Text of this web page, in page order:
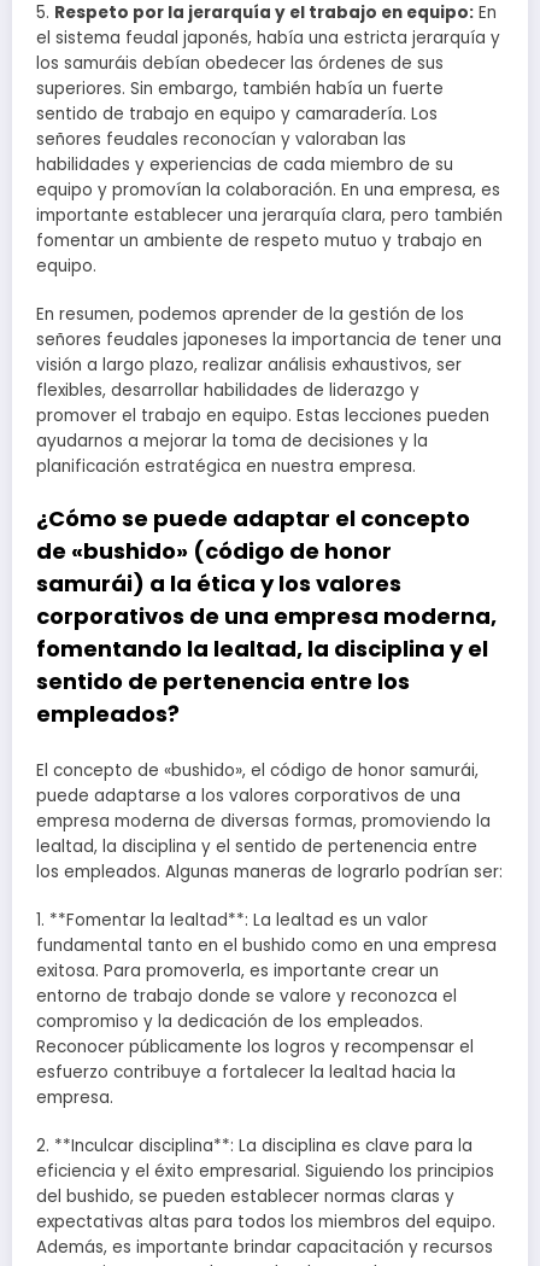
5. Respeto por la jerarquía y el trabajo en equipo: En
el sistema feudal japonés, había una estricta jerarquía y
los samuráis debían obedecer las órdenes de sus
superiores. Sin embargo, también había un fuerte
sentido de trabajo en equipo y camaradería. Los
señores feudales reconocían y valoraban las
habilidades y experiencias de cada miembro de su
equipo y promovían la colaboración. En una empresa, es
importante establecer una jerarquía clara, pero también
fomentar un ambiente de respeto mutuo y trabajo en
equipo.
En resumen, podemos aprender de la gestión de los
señores feudales japoneses la importancia de tener una
visión a largo plazo, realizar análisis exhaustivos, ser
flexibles, desarrollar habilidades de liderazgo y
promover el trabajo en equipo. Estas lecciones pueden
ayudarnos a mejorar la toma de decisiones y la
planificación estratégica en nuestra empresa.
¿Cómo se puede adaptar el concepto
de «bushido» (código de honor
samurái) a la ética y los valores
corporativos de una empresa moderna,
fomentando la lealtad, la disciplina y el
sentido de pertenencia entre los
empleados?
El concepto de «bushido», el código de honor samurái,
puede adaptarse a los valores corporativos de una
empresa moderna de diversas formas, promoviendo la
lealtad, la disciplina y el sentido de pertenencia entre
los empleados. Algunas maneras de lograrlo podrían ser:
1. **Fomentar la lealtad**: La lealtad es un valor
fundamental tanto en el bushido como en una empresa
exitosa. Para promoverla, es importante crear un
entorno de trabajo donde se valore y reconozca el
compromiso y la dedicación de los empleados.
Reconocer públicamente los logros y recompensar el
esfuerzo contribuye a fortalecer la lealtad hacia la
empresa.
2. **Inculcar disciplina**: La disciplina es clave para la
eficiencia y el éxito empresarial. Siguiendo los principios
del bushido, se pueden establecer normas claras y
expectativas altas para todos los miembros del equipo.
Además, es importante brindar capacitación y recursos